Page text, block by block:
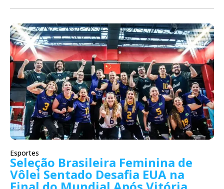
Esportes
Seleção Brasileira Feminina de
Vôlei Sentado Desafia EUA na